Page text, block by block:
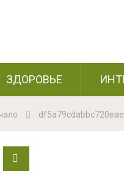
ЗДОРОВЬЕ